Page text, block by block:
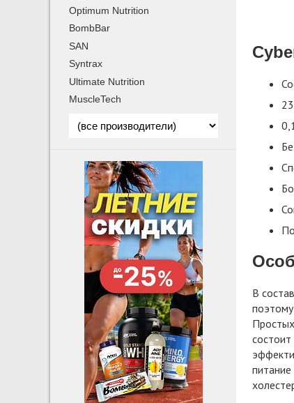
В
Optimum Nutrition
BombBar
SAN
Syntrax
Ultimate Nutrition
MuscleTech